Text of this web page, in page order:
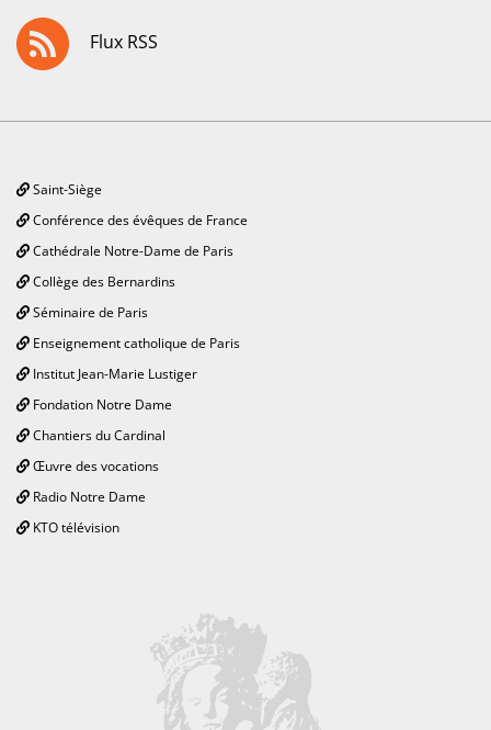
Flux RSS
Saint-Siège
Conférence des évêques de France
Cathédrale Notre-Dame de Paris
Collège des Bernardins
Séminaire de Paris
Enseignement catholique de Paris
Institut Jean-Marie Lustiger
Fondation Notre Dame
Chantiers du Cardinal
Œuvre des vocations
Radio Notre Dame
KTO télévision